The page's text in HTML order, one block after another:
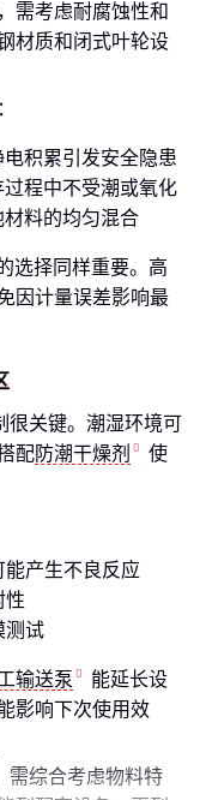
需考虑耐腐蚀性和
材质和闭式叶轮设
积累引发安全隐患
程中不受潮或氧化
材料的均匀混合
选择同样重要。高
因计量误差影响最
很关键。潮湿环境可
配防潮干燥剂
使
产生不良反应
性
测试
输送泵
能延长设
影响下次使用效
需综合考虑物料特